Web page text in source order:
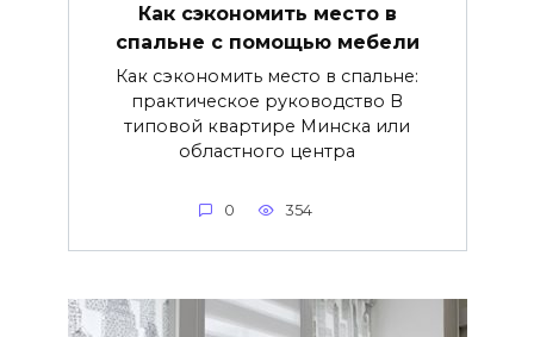
Как сэкономить место в
спальне с помощью мебели
Как сэкономить место в спальне:
практическое руководство В
типовой квартире Минска или
областного центра
0 354